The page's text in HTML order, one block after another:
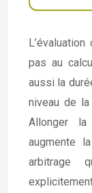
pas au
aussi la
niveau de
Allonger
augmente
arbitrage